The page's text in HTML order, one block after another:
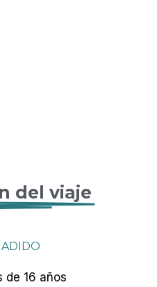
del viaje
de 16 años